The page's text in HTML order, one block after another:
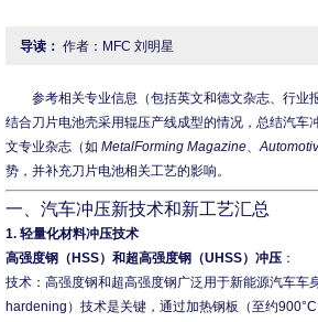
导读： 作者：MFC 刘明星
结合刀片电池壳采用辊压产线成型的情况，总结汽
文专业杂志（如 MetalForming Magazine、
一、汽车冲压新技术和新工艺汇总
1. 轻量化材料冲压技术
高强度钢（HSS）和超高强度钢（UHSS）冲压 ：
技术：高强度钢和超高强度钢广泛用于新能源汽车
hardening）技术是关键，通过加热钢板（至约